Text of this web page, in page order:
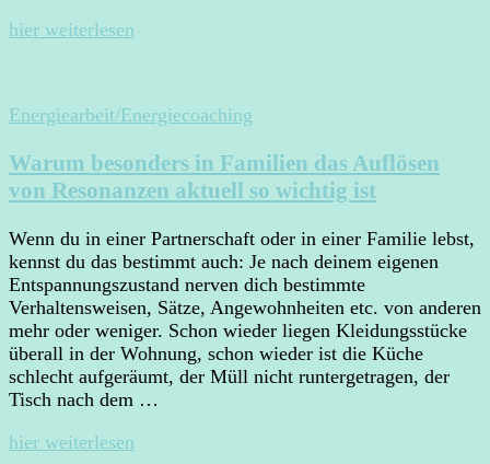
hier weiterlesen
Energiearbeit/Energiecoaching
Warum besonders in Familien das Auflösen
von Resonanzen aktuell so wichtig ist
Wenn du in einer Partnerschaft oder in einer Familie lebst,
kennst du das bestimmt auch: Je nach deinem eigenen
Entspannungszustand nerven dich bestimmte
Verhaltensweisen, Sätze, Angewohnheiten etc. von anderen
mehr oder weniger. Schon wieder liegen Kleidungsstücke
überall in der Wohnung, schon wieder ist die Küche
schlecht aufgeräumt, der Müll nicht runtergetragen, der
Tisch nach dem …
hier weiterlesen